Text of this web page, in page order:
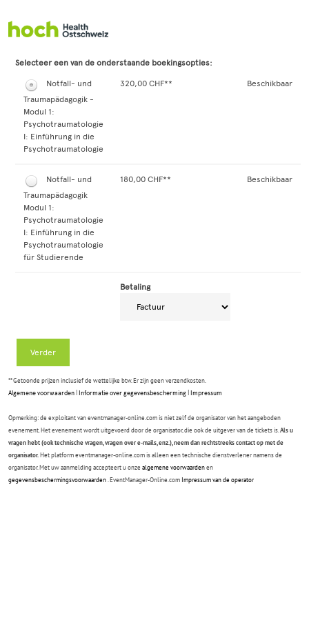
Selecteer een van de onderstaande boekingsopties:
Notfall- und
Traumapädagogik -
Modul 1:
Psychotraumatologie
I: Einführung in die
Psychotraumatologie
320,00 CHF** Beschikbaar
Notfall- und
Traumapädagogik
Modul 1:
Psychotraumatologie
I: Einführung in die
Psychotraumatologie
für Studierende
180,00 CHF** Beschikbaar
Betaling
Verder
** Getoonde prijzen inclusief de wettelijke btw. Er zijn geen verzendkosten.
Algemene voorwaarden Informatie over gegevensbescherming Impressum
Opmerking: de exploitant van eventmanager-online.com is niet zelf de organisator van het aangeboden
evenement. Het evenement wordt uitgevoerd door de organisator, die ook de uitgever van de tickets is. Als u
vragen hebt (ook technische vragen, vragen over e-mails, enz.), neem dan rechtstreeks contact op met de
organisator. Het platform eventmanager-online.com is alleen een technische dienstverlener namens de
organisator. Met uw aanmelding accepteert u onze algemene voorwaardenen
gegevensbeschermingsvoorwaarden . EventManager-Online.com Impressum van de operator